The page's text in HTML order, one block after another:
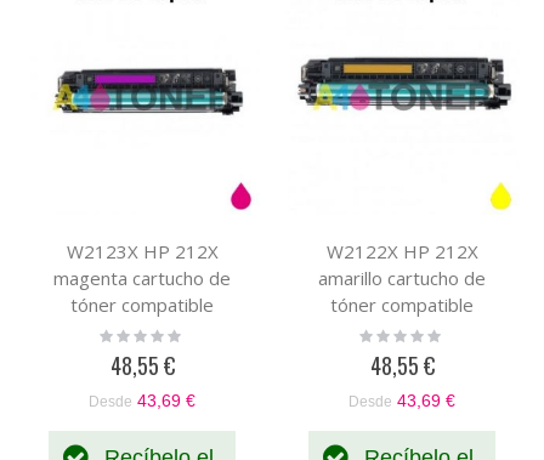
W2123X HP 212X
magenta cartucho de
tóner compatible
Rating:
48,55 €
Desde 43,69 €
W2122X HP 212X
amarillo cartucho de
tóner compatible
Rating:
48,55 €
Desde 43,69 €